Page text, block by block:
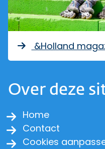
&Holland
Over deze
Home
Contact
Cookies